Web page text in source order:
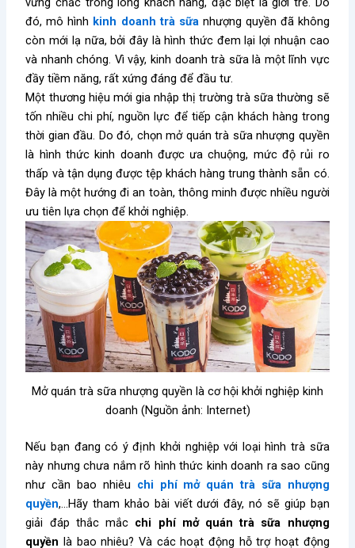
đó, mô hình kinh doanh trà sữanhượng quyền đã không
cònmới lạ nữa, bởi đây là hình thức đem lại lợi nhuận cao
và nhanh chóng. Vì vậy, kinh doanh trà sữa là một lĩnh vực
đầy tiềm năng, rất xứng đáng để đầu tư.
Một thương hiệu mới gia nhập thị trường trà sữa thường sẽ
tốn nhiều chi phí, nguồn lực để tiếp cận khách hàng trong
thời gian đầu. Do đó, chọn mở quán trà sữa nhượng quyền
là hình thức kinh doanh được ưa chuộng, mức độ rủi ro
thấp và tận dụng được tệp khách hàng trung thành sẵn có.
Đây là một hướng đi an toàn, thông minh được nhiều người
ưu tiên lựa chọn để khởi nghiệp.
Mở quán trà sữa nhượng quyền là cơ hội khởi nghiệp kinh
doanh (Nguồn ảnh: Internet)
Nếu bạn đang có ý định khởi nghiệp với loại hình trà sữa
này nhưng chưa nắm rõ hình thức kinh doanh ra sao cũng
như cần bao nhiêu chi phí mở quán trà sữa nhượng
quyền,…Hãy tham khảo bài viết dưới đây, nó sẽ giúp bạn
giải đáp thắc mắc chi phí mở quán trà sữa nhượng
quyềnlà bao nhiêu? Và các hoạt động hỗ trợ hoạt động